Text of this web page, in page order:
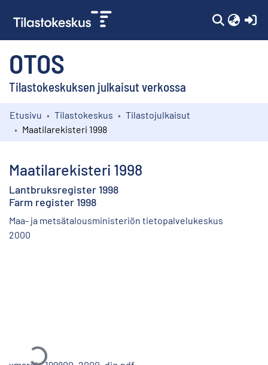
OTOS
Tilastokeskuksen julkaisut verkossa
Kokoelmat
Etusivu Tilastokeskus
Tilastojulkaisut
Maatilarekisteri 1998
Maatilarekisteri 1998
Lantbruksregister 1998
Farm register 1998
Maa- ja metsätalousministeriön tietopalvelukeskus
2000
Ladataan...